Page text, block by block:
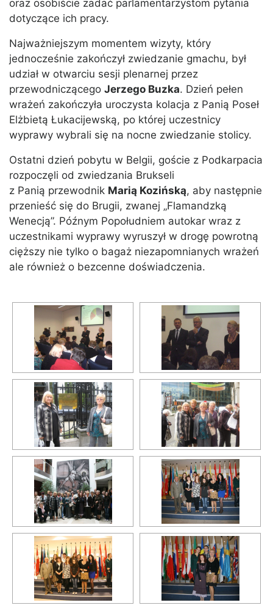
oraz osobiście zadać parlamentarzystom pytania
dotyczące ich pracy.
Najważniejszym momentem wizyty, który
jednocześnie zakończył zwiedzanie gmachu, był
udział w otwarciu sesji plenarnej przez
przewodniczącego Jerzego Buzka. Dzień pełen
wrażeń zakończyła uroczysta kolacja z Panią Poseł
Elżbietą Łukacijewską, po której uczestnicy
wyprawy wybrali się na nocne zwiedzanie stolicy.
Ostatni dzień pobytu w Belgii, goście z Podkarpacia
rozpoczęli od zwiedzania Brukseli
z Panią przewodnik Marią Kozińską, aby następnie
przenieść się do Brugii, zwanej „Flamandzką
Wenecją”. Późnym Popołudniem autokar wraz z
uczestnikami wyprawy wyruszył w drogę powrotną
cięższy nie tylko o bagaż niezapomnianych wrażeń
ale również o bezcenne doświadczenia.